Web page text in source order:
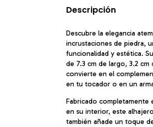
Descripción
Descubre la elegancia
incrustaciones de piedra,
funcionalidad y estética.
de 7.3 cm de largo, 3.2
convierte en el
en tu tocador o en un
Fabricado
en su interior, este
también añade un toque